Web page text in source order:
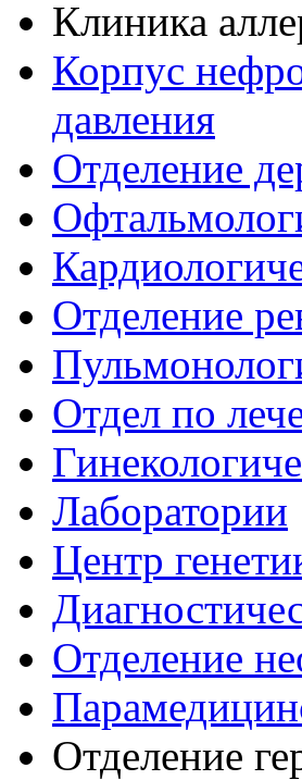
Клиника
Корпус
давления
Отделение
Отделение
Отдел по
Лаборатории
Центр
Отделение
Отделение